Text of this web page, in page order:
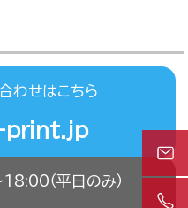
わせはこちら
print.jp
（平日のみ）